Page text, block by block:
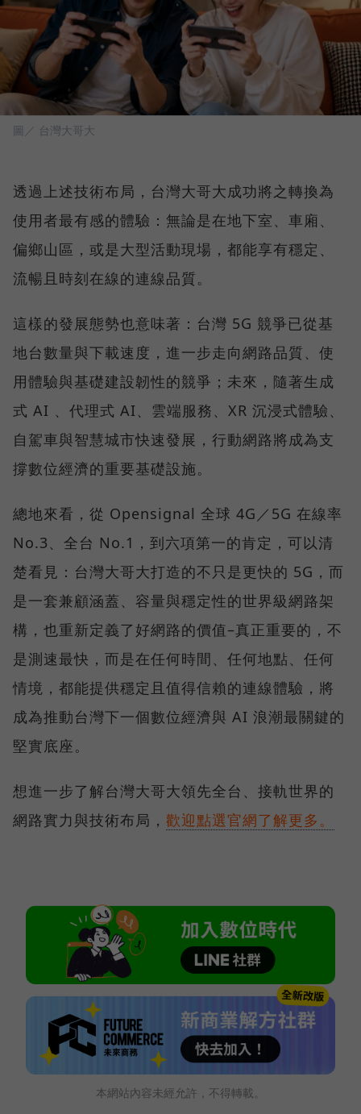
圖／ 台灣大哥大
透過上述技術布局，台灣大哥大成功將之轉換為
使用者最有感的體驗：無論是在地下室、車廂、
偏鄉山區，或是大型活動現場，都能享有穩定、
流暢且時刻在線的連線品質。
這樣的發展態勢也意味著：台灣 5G 競爭已從基
地台數量與下載速度，進一步走向網路品質、使
用體驗與基礎建設韌性的競爭；未來，隨著生成
式 AI 、代理式 AI、雲端服務、XR 沉浸式體驗、
自駕車與智慧城市快速發展，行動網路將成為支
撐數位經濟的重要基礎設施。
總地來看，從 Opensignal 全球 4G／5G 在線率
No.3、全台 No.1，到六項第一的肯定，可以清
楚看見：台灣大哥大打造的不只是更快的 5G，而
是一套兼顧涵蓋、容量與穩定性的世界級網路架
構，也重新定義了好網路的價值–真正重要的，不
是測速最快，而是在任何時間、任何地點、任何
情境，都能提供穩定且值得信賴的連線體驗，將
成為推動台灣下一個數位經濟與 AI 浪潮最關鍵的
堅實底座。
想進一步了解台灣大哥大領先全台、接軌世界的
網路實力與技術布局， 歡迎點選官網了解更多。
本網站內容未經允許，不得轉載。